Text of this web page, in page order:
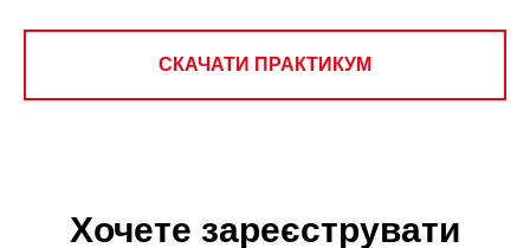
СКАЧАТИ ПРАКТИКУМ
Хочете зареєструвати